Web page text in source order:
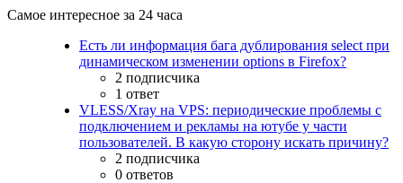
Самое интересное за 24 часа
Есть ли информация бага дублирования select при
динамическом изменении options в Firefox?
2 подписчика
1 ответ
VLESS/Xray на VPS: периодические проблемы с
подключением и рекламы на ютубе у части
пользователей. В какую сторону искать причину?
2 подписчика
0 ответов